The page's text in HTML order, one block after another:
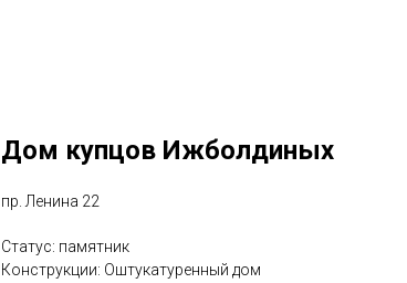
Дом купцов Ижболдиных
пр. Ленина 22
Статус: памятник
Конструкции: Оштукатуренный дом